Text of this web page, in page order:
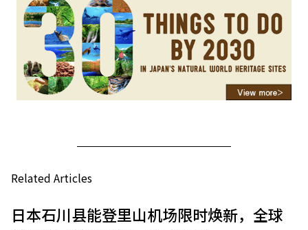
Related Articles
日本石川县能登里山机场限时焕新，全球